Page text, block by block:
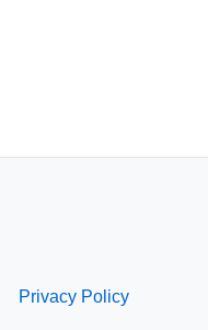
Privacy Policy